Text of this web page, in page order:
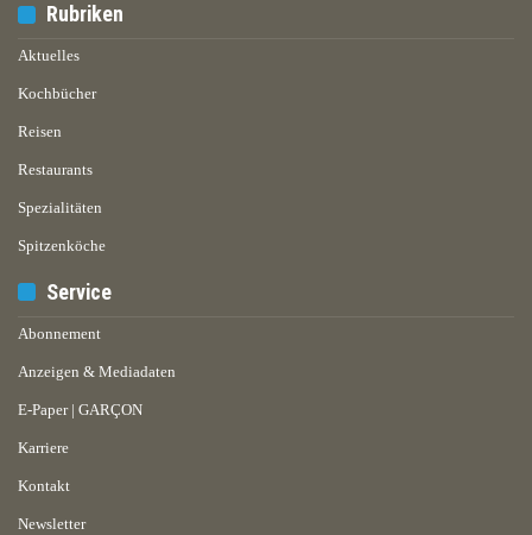
Rubriken
Aktuelles
Kochbücher
Reisen
Restaurants
Spezialitäten
Spitzenköche
Service
Abonnement
Anzeigen & Mediadaten
E-Paper | GARÇON
Karriere
Kontakt
Newsletter